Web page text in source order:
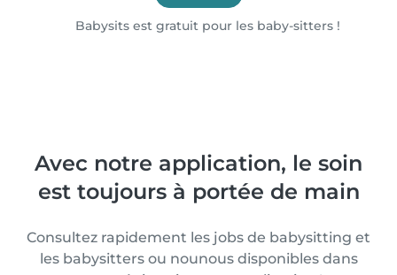
Babysits est gratuit pour les baby-sitters !
Avec notre application, le soin
est toujours à portée de main
Consultez rapidement les jobs de babysitting et
les babysitters ou nounous disponibles dans